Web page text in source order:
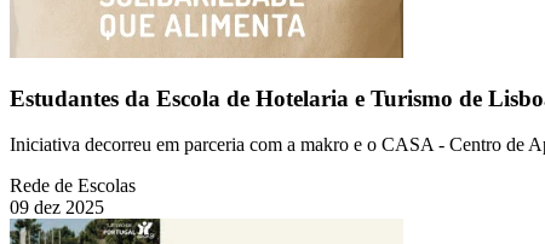
Estudantes da Escola de Hotelaria e Turismo de
Iniciativa decorreu em parceria com a makro e o CASA - Centro de
Rede de Escolas
09 dez 2025